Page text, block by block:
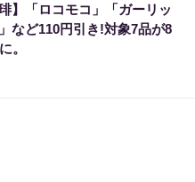
】「ロコモコ」「ガーリッ
など110円引き!対象7品が8
。